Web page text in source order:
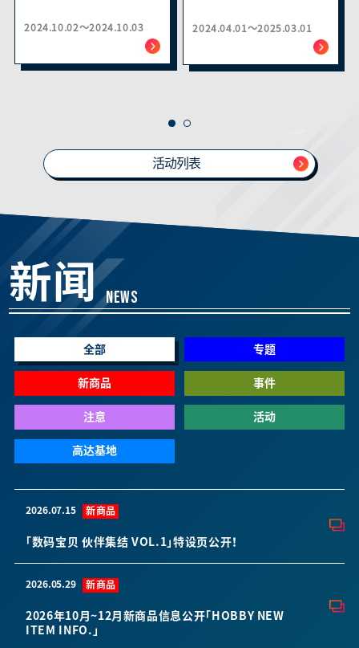
2024.10.02～2024.10.03 2024.04.01～2025.03.01
活动列表
新闻 NEWS
全部 专题
新商品 事件
注意 活动
高达基地
2026.07.15 新商品
「数码宝贝 伙伴集结 VOL.1」特设页公开！
2026.05.29 新商品
2026年10月~12月新商品信息公开「HOBBY NEW
ITEM INFO.」